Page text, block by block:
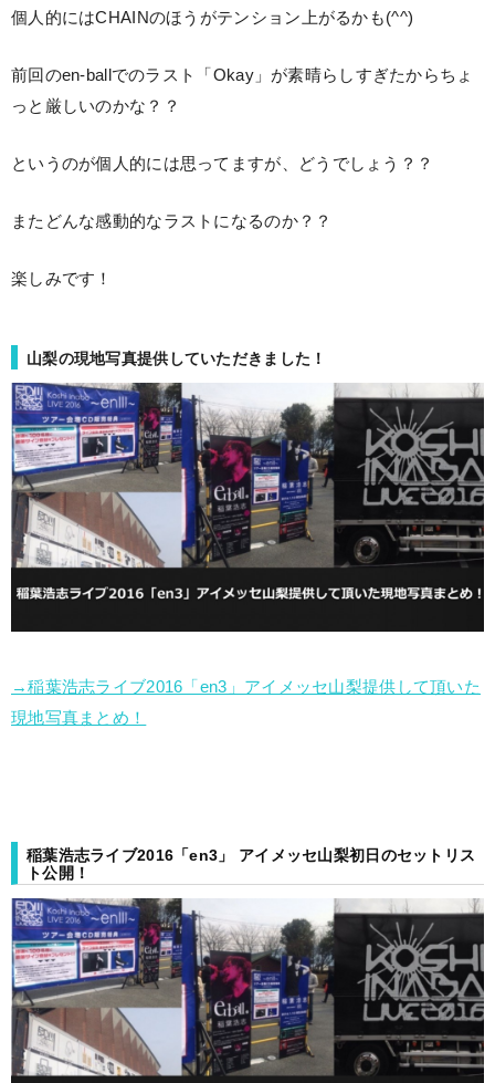
個人的にはCHAINのほうがテンション上がるかも(^^)
前回のen-ballでのラスト「Okay」が素晴らしすぎたからちょ
っと厳しいのかな？？
というのが個人的には思ってますが、どうでしょう？？
またどんな感動的なラストになるのか？？
楽しみです！
山梨の現地写真提供していただきました！
→稲葉浩志ライブ2016「en3」アイメッセ山梨提供して頂いた
現地写真まとめ！
稲葉浩志ライブ2016「en3」 アイメッセ山梨初日のセットリス
ト公開！